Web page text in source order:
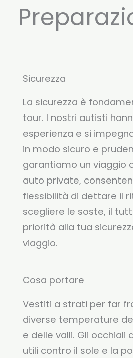
Sicurezza
La sicurezza è
tour. I nostri autisti
esperienza e si
in modo sicuro e
garantiamo un viaggio
auto private,
flessibilità di dettare il
scegliere le soste, il
priorità alla tua
viaggio.
Cosa portare
Vestiti a strati per far
diverse temperature
e delle valli. Gli occhiali
utili contro il sole e la